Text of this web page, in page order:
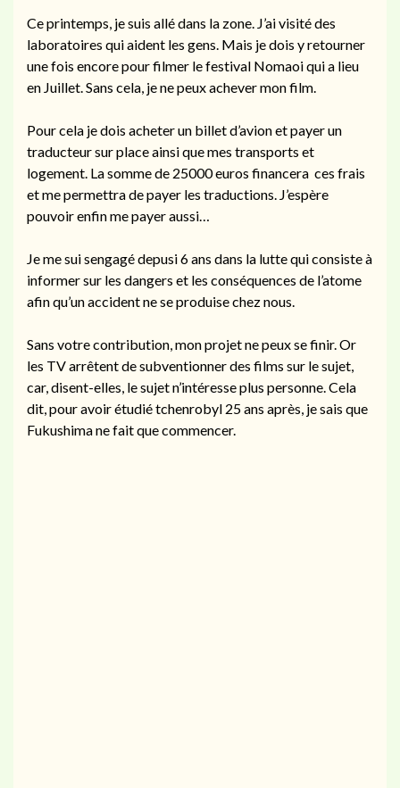
Ce printemps, je suis allé dans la zone. J’ai visité des
laboratoires qui aident les gens. Mais je dois y retourner
une fois encore pour filmer le festival Nomaoi qui a lieu
en Juillet. Sans cela, je ne peux achever mon film.
Pour cela je dois acheter un billet d’avion et payer un
traducteur sur place ainsi que mes transports et
logement. La somme de 25000 euros financera ces frais
et me permettra de payer les traductions. J’espère
pouvoir enfin me payer aussi…
Je me sui sengagé depusi 6 ans dans la lutte qui consiste à
informer sur les dangers et les conséquences de l’atome
afin qu’un accident ne se produise chez nous.
Sans votre contribution, mon projet ne peux se finir. Or
les TV arrêtent de subventionner des films sur le sujet,
car, disent-elles, le sujet n’intéresse plus personne. Cela
dit, pour avoir étudié tchenrobyl 25 ans après, je sais que
Fukushima ne fait que commencer.